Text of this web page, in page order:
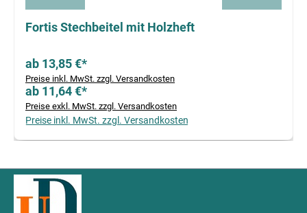
Fortis Stechbeitel mit Holzheft
ab 13,85 €*
Preise inkl. MwSt. zzgl. Versandkosten
ab 11,64 €*
Preise exkl. MwSt. zzgl. Versandkosten
Preise inkl. MwSt. zzgl. Versandkosten